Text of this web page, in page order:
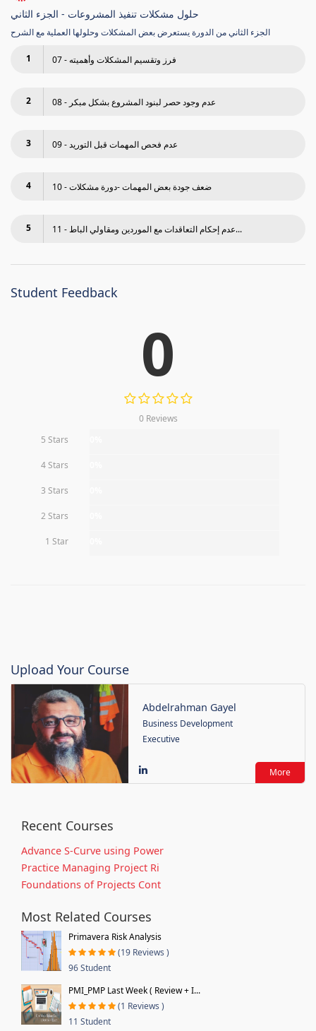
حلول مشكلات تنفيذ المشروعات - الجزء الثاني
الجزء الثاني من الدورة يستعرض بعض المشكلات وحلولها العملية مع الشرح
1 07 - فرز وتقسيم المشكلات وأهميته
2 08 - عدم وجود حصر لبنود المشروع بشكل مبكر
3 09 - عدم فحص المھمات قبل التوريد
4 10 - ضعف جودة بعض المھمات -دورة مشكلات
5 11 - عدم إحكام التعاقدات مع الموردين ومقاولي الباط...
Student Feedback
0
0 Reviews
5 Stars
4 Stars
3 Stars
2 Stars
1 Star
Upload Your Course
Abdelrahman Gayel
Business Development
Executive
More
Recent Courses
Advance S-Curve using Power
Practice Managing Project Ri
Foundations of Projects Cont
Most Related Courses
Primavera Risk Analysis
(19 Reviews )
96 Student
PMI_PMP Last Week ( Review + I...
(1 Reviews )
11 Student